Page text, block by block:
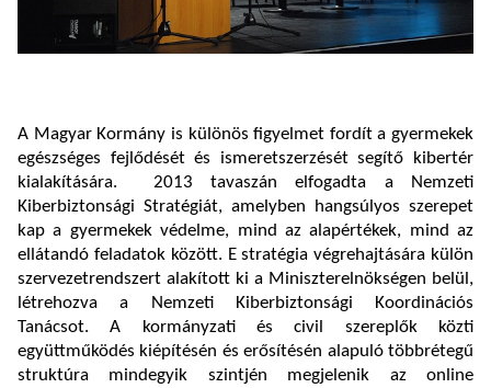
A Magyar Kormány is különös figyelmet fordít a gyermekek
egészséges fejlődését és ismeretszerzését segítő kibertér
kialakítására. 2013 tavaszán elfogadta a Nemzeti
Kiberbiztonsági Stratégiát, amelyben hangsúlyos szerepet
kap a gyermekek védelme, mind az alapértékek, mind az
ellátandó feladatok között. E stratégia végrehajtására külön
szervezetrendszert alakított ki a Miniszterelnökségen belül,
létrehozva a Nemzeti Kiberbiztonsági Koordinációs
Tanácsot. A kormányzati és civil szereplők közti
együttműködés kiépítésén és erősítésén alapuló többrétegű
struktúra mindegyik szintjén megjelenik az online